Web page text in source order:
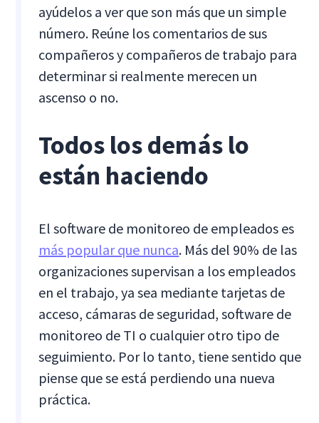
ayúdelos a ver que son más que un simple
número. Reúne los comentarios de sus
compañeros y compañeros de trabajo para
determinar si realmente merecen un
ascenso o no.
Todos los demás lo
están haciendo
El software de monitoreo de empleados es
más popular que nunca. Más del 90% de las
organizaciones supervisan a los empleados
en el trabajo, ya sea mediante tarjetas de
acceso, cámaras de seguridad, software de
monitoreo de TI o cualquier otro tipo de
seguimiento. Por lo tanto, tiene sentido que
piense que se está perdiendo una nueva
práctica.